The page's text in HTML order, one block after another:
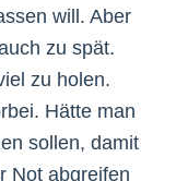
will. Aber
zu spät.
zu holen.
Hätte man
sollen, damit
Not abgreifen